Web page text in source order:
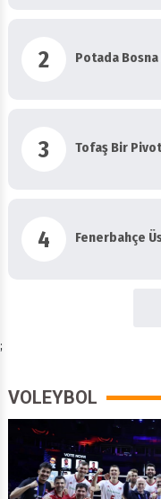
2 Potada
3 Tofaş Bir Pivot
4 Fenerbahçe
VOLEYBOL